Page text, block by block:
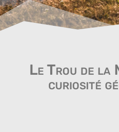
Le Trou de la
curiosité